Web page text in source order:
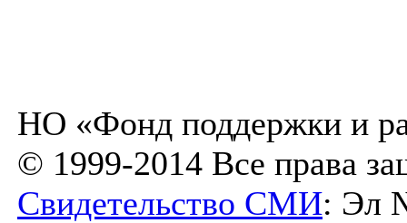
НО «Фонд поддержки и
© 1999-2014 Все права
Свидетельство СМИ: Эл